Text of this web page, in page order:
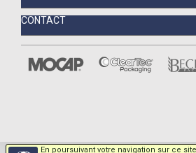
CONTACT
En poursuivant votre navigation sur ce